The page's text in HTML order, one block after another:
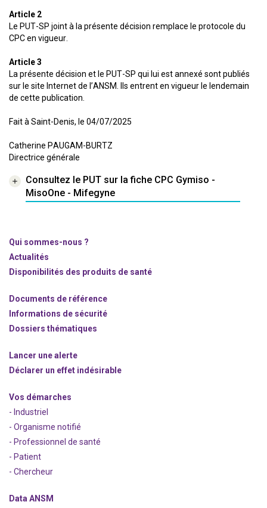
Article 2
Le PUT-SP joint à la présente décision remplace le protocole du
CPC en vigueur.
Article 3
La présente décision et le PUT-SP qui lui est annexé sont publiés
sur le site Internet de l’ANSM. Ils entrent en vigueur le lendemain
de cette publication.
Fait à Saint-Denis, le 04/07/2025
Catherine PAUGAM-BURTZ
Directrice générale
Consultez le PUT sur la fiche CPC Gymiso -
MisoOne - Mifegyne
Qui sommes-nous ?
Actualités
Disponibilités des produits de santé
Documents de référence
Informations de sécurité
Dossiers thématiques
Lancer une alerte
Déclarer un effet indésirable
Vos démarches
- Industriel
- Organisme notifié
- Professionnel de santé
- Patient
- Chercheur
Data ANSM